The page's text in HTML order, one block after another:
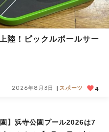
陸！ピックルボールサー
2026年8月3日 スポーツ 4
園】浜寺公園プール2026は7